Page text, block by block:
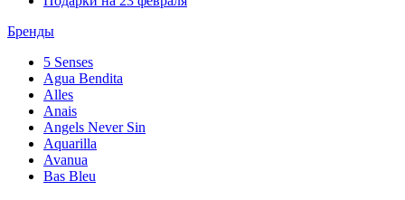
Бренды
5 Senses
Agua Bendita
Alles
Anais
Angels Never Sin
Aquarilla
Avanua
Bas Bleu